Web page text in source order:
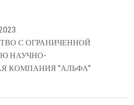
С ОГРАНИЧЕННОЙ
НАУЧНО-
КОМПАНИЯ "АЛЬФА"